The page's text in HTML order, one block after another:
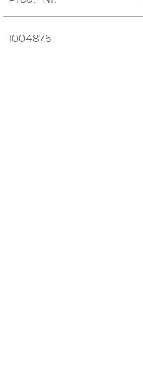
1004876